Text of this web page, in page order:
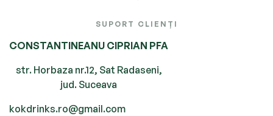
SUPORT CLIENȚI
CONSTANTINEANU CIPRIAN PFA
str. Horbaza nr.12, Sat Radaseni,
jud. Suceava
kokdrinks.ro@gmail.com